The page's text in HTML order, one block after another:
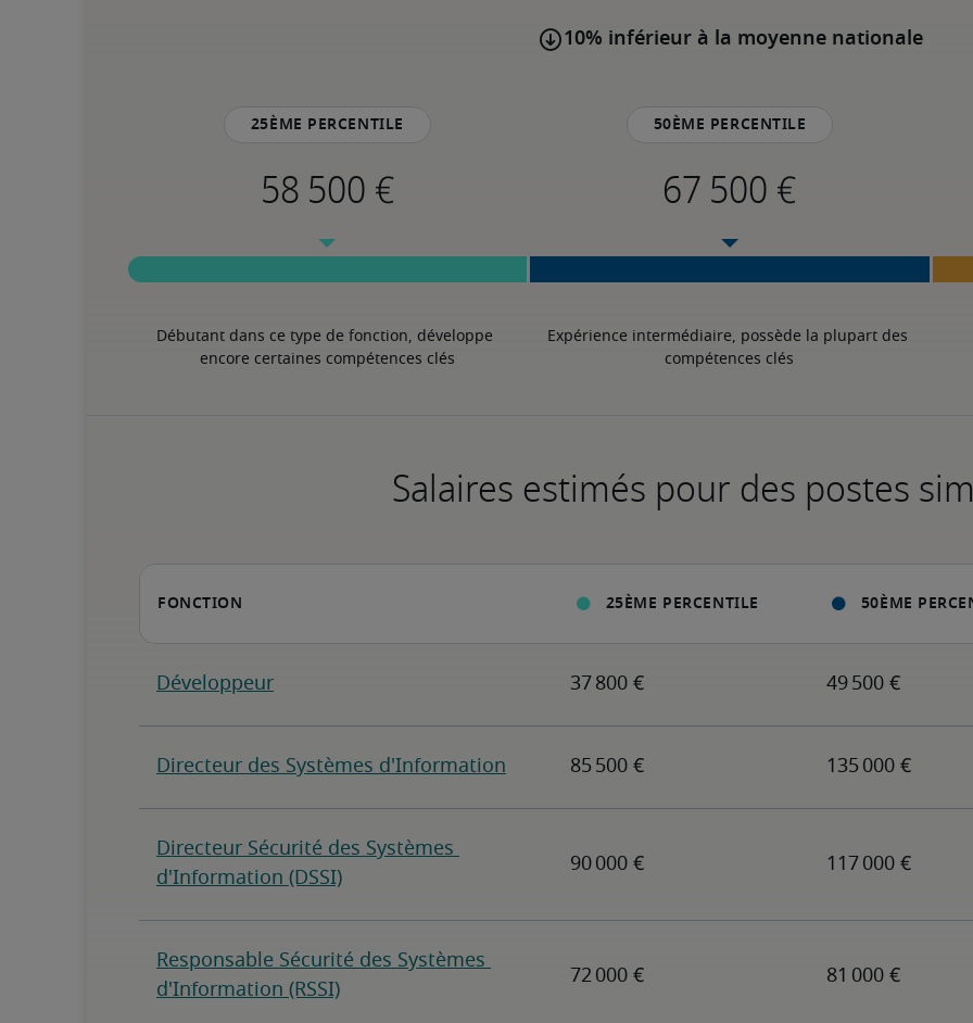
10% inférieur à la moyenne nationale
25ème percentile
Débutant dans ce type de fonction, développe
encore certaines compétences clés
50ème percentile
Expérience intermédiaire, possède la plupart des
compétences clés
Salaires estimés pour des postes